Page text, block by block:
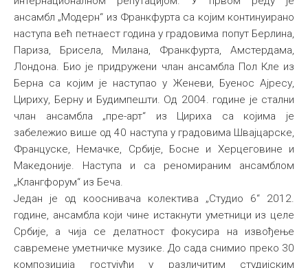
ансамбл „Модерн“ из Франкфурта са којим континуирано
наступа већ петнаест година у градовима попут Берлина,
Париза, Брисела, Милана, Франкфурта, Амстердама,
Лондона. Био је придружени члан ансамбла Пол Кле из
Берна са којим је наступао у Женеви, Буенос Ајресу,
Цириху, Берну и Будимпешти. Од 2004. године је стални
члан ансамбла „пре-арт“ из Цириха са којима је
забележио више од 40 наступа у градовима Швајцарске,
Француске, Немачке, Србије, Босне и Херцеговине и
Македоније. Наступа и са реномираним ансамблом
„Клангфорум“ из Беча.
Један је од кооснивача колектива „Студио 6“ 2012.
године, ансамбла који чине истакнути уметници из целе
Србије, а чија се делатност фокусира на извођење
савремене уметничке музике. До сада снимио преко 30
композиција гостујући у различитим студијским